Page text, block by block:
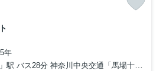
年
ス28分 神奈川中央交通「馬場十字路」 停歩1分